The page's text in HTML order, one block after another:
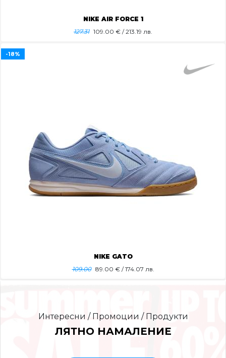
NIKE AIR FORCE 1
127.31 109.00 € / 213.19 лв.
NIKE GATO
109.00 89.00 € / 174.07 лв.
-18%
Интересни / Промоции / Продукти
ЛЯТНО НАМАЛЕНИЕ